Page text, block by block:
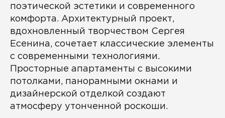
поэтической эстетики и современного
комфорта. Архитектурный проект,
вдохновленный творчеством Сергея
Есенина, сочетает классические элементы
с современными технологиями.
Просторные апартаменты с высокими
потолками, панорамными окнами и
дизайнерской отделкой создают
атмосферу утонченной роскоши.